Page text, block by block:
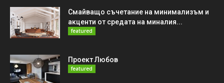
Смайващо съчетание на минимализъм и
акценти от средата на миналия...
featured
Проект Любов
featured